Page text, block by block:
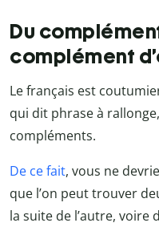
Du
complément
Le français est
qui dit phrase à
compléments.
De ce fait, vous ne
que l’on peut trouver
la suite de l’autre, voire